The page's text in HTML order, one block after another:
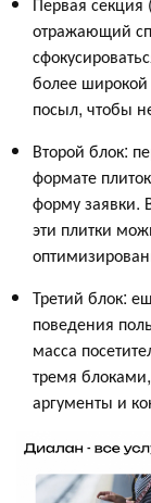
отражающий
более
посыл, чтобы
Второй блок:
формате
форму заявки.
эти плитки
Третий блок:
поведения
масса
тремя
аргументы и